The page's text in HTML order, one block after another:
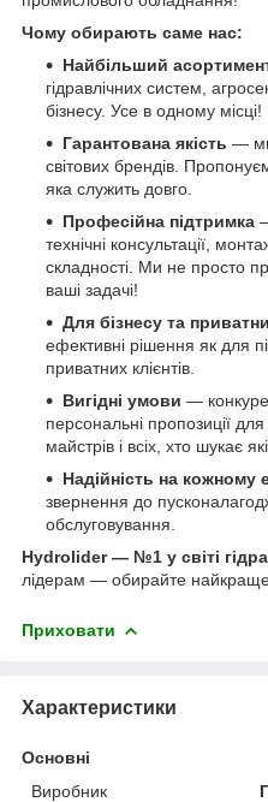
Чому обирають саме нас:
Найбільший
гідравлічних систем,
бізнесу. Усе в одному місці!
Гарантована якість — ми
світових брендів.
яка служить довго.
Професійна підтримка
технічні консультації,
складності. Ми не просто
ваші задачі!
Для бізнесу та
ефективні рішення як для
приватних клієнтів.
Вигідні умови —
персональні пропозиції для
майстрів і всіх, хто шукає
Надійність на кожному
звернення до
обслуговування.
Hydrolider — №1 у світі
лідерам — обирайте
Приховати
Характеристики
Основні
Виробник